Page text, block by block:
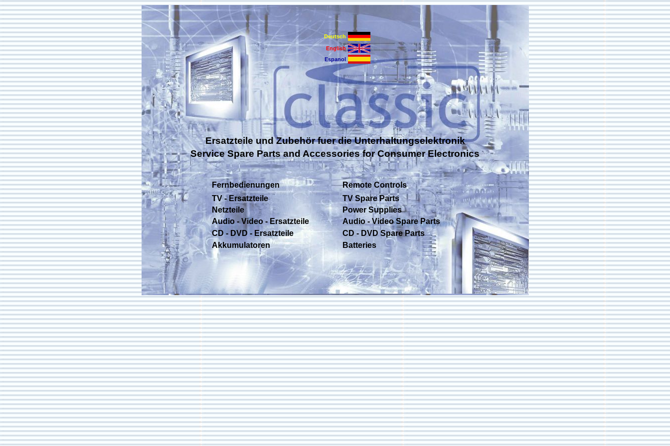
Deutsch
English
Espanol
Ersatzteile und Zubehör fuer die Unterhaltungselektronik
Service Spare Parts and Accessories for Consumer Electronics
Fernbedienungen
Remote Controls
TV - Ersatzteile
TV Spare Parts
Netzteile
Power Supplies
Audio - Video - Ersatzteile
Audio - Video Spare Parts
CD - DVD - Ersatzteile
CD - DVD Spare Parts
Akkumulatoren
Batteries